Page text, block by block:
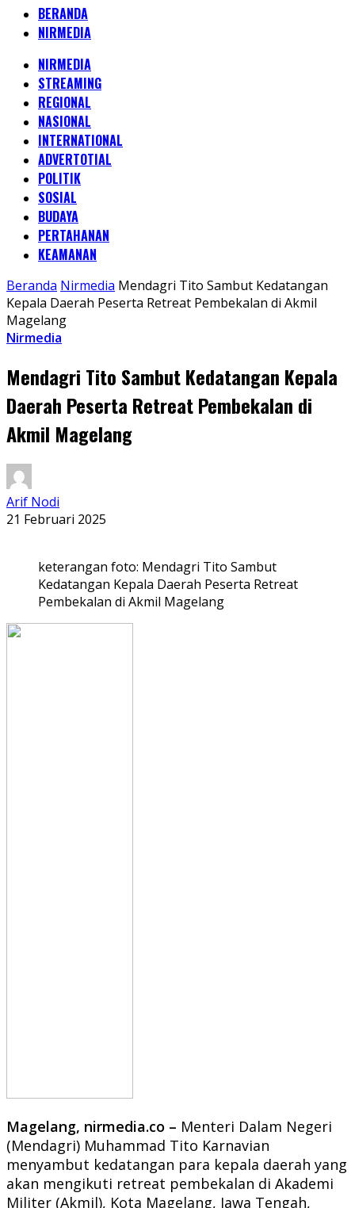
BERANDA
NIRMEDIA
NIRMEDIA
STREAMING
REGIONAL
NASIONAL
INTERNATIONAL
ADVERTOTIAL
POLITIK
SOSIAL
BUDAYA
PERTAHANAN
KEAMANAN
Beranda Nirmedia Mendagri Tito Sambut Kedatangan
Kepala Daerah Peserta Retreat Pembekalan di Akmil
Magelang
Nirmedia
Mendagri Tito Sambut Kedatangan Kepala
Daerah Peserta Retreat Pembekalan di
Akmil Magelang
Arif Nodi
21 Februari 2025
keterangan foto: Mendagri Tito Sambut
Kedatangan Kepala Daerah Peserta Retreat
Pembekalan di Akmil Magelang
Magelang, nirmedia.co – Menteri Dalam Negeri
(Mendagri) Muhammad Tito Karnavian
menyambut kedatangan para kepala daerah yang
akan mengikuti retreat pembekalan di Akademi
Militer (Akmil), Kota Magelang, Jawa Tengah,